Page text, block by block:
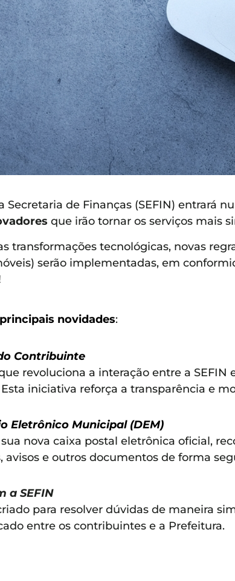
Secretaria de Finanças (SEFIN) entrará
que irão tornar os serviços mais
transformações tecnológicas, novas
serão implementadas, em
principais novidades:
Contribuinte
revoluciona a interação entre a SEFIN
Esta iniciativa reforça a transparência e
Eletrônico Municipal (DEM)
nova caixa postal eletrônica oficial,
avisos e outros documentos de forma
a SEFIN
para resolver dúvidas de maneira
entre os contribuintes e a Prefeitura.